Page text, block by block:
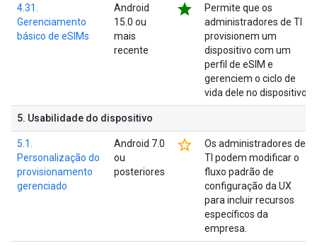
4.31.
Gerenciamento
básico de eSIMs
Android
15.0 ou
mais
recente
star
Permite que os
administradores de TI
provisionem um
dispositivo com um
perfil de eSIM e
gerenciem o ciclo de
vida dele no dispositivo.
5. Usabilidade do dispositivo
5.1.
Personalização do
provisionamento
gerenciado
Android 7.0
ou
posteriores
star_border
Os administradores de
TI podem modificar o
fluxo padrão de
configuração da UX
para incluir recursos
específicos da
empresa.